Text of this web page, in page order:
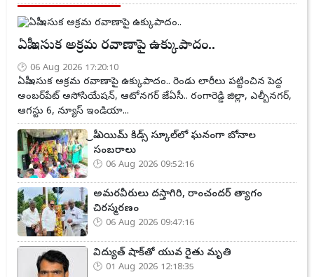
ఏపీ ఇసుక అక్రమ రవాణాపై ఉక్కుపాదం..
06 Aug 2026 17:20:10
ఏపీ ఇసుక అక్రమ రవాణాపై ఉక్కుపాదం.. రెండు లారీలు పట్టించిన పెద్ద
అంబర్‌పేట్ అసోసియేషన్, ఆటోనగర్ జేఏసీ.. రంగారెడ్డి జిల్లా, ఎల్బీనగర్,
ఆగస్టు 6, న్యూస్ ఇండియా...
ప్రీ ఎయిమ్ కిడ్స్ స్కూల్‌లో ఘనంగా బోనాల
సంబరాలు
06 Aug 2026 09:52:16
అమరవీరులు దస్తాగిరి, రాంచందర్ త్యాగం
చిరస్మరణం
06 Aug 2026 09:47:16
విద్యుత్ షాక్‌తో యువ రైతు మృతి
01 Aug 2026 12:18:35